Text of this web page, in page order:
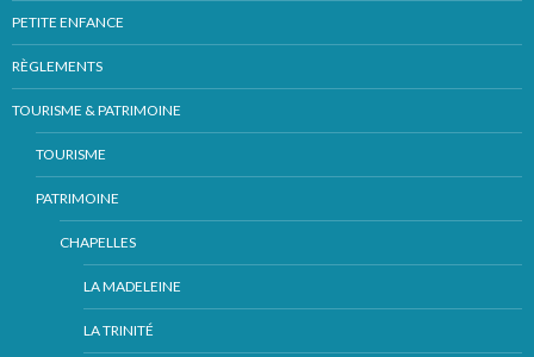
PETITE ENFANCE
RÈGLEMENTS
TOURISME & PATRIMOINE
TOURISME
PATRIMOINE
CHAPELLES
LA MADELEINE
LA TRINITÉ